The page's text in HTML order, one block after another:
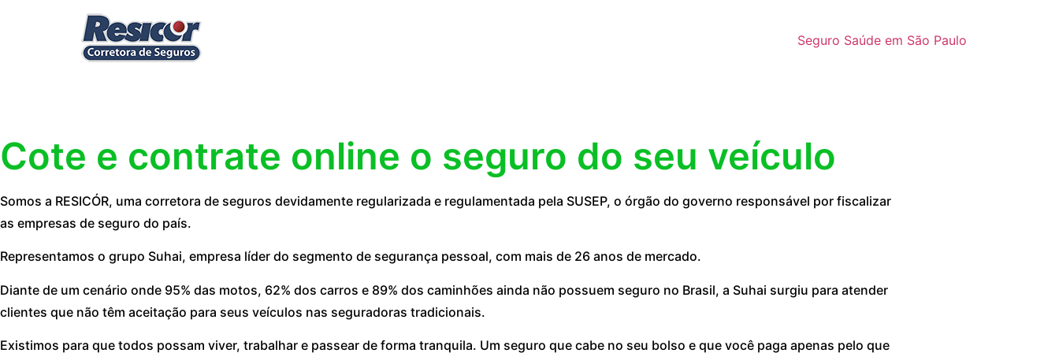
Seguro Saúde em São Paulo
Cote e contrate online o seguro do seu veículo
Somos a RESICÓR, uma corretora de seguros devidamente regularizada e regulamentada pela SUSEP, o órgão do governo responsável por fiscalizar
as empresas de seguro do país.
Representamos o grupo Suhai, empresa líder do segmento de segurança pessoal, com mais de 26 anos de mercado.
Diante de um cenário onde 95% das motos, 62% dos carros e 89% dos caminhões ainda não possuem seguro no Brasil, a Suhai surgiu para atender
clientes que não têm aceitação para seus veículos nas seguradoras tradicionais.
Existimos para que todos possam viver, trabalhar e passear de forma tranquila. Um seguro que cabe no seu bolso e que você paga apenas pelo que